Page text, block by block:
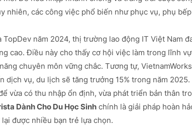
nhiên, các công việc phổ biến như phục vụ, phụ
TopDev năm 2024, thị trường lao động IT Việt Nam
cao. Điều này cho thấy cơ hội việc làm trong lĩnh
chuyên môn vững chắc. Tương tự,
dịch vụ, du lịch sẽ tăng trưởng 15% trong năm 2025.
vừa có thu nhập ổn định, vừa phát triển bản thân
Dành Cho Du Học Sinh chính là giải pháp hoàn
lại được nhiều bạn trẻ lựa chọn.